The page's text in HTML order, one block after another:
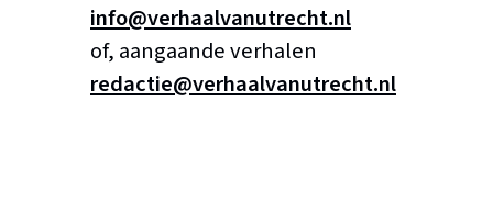
info@verhaalvanutrecht.nl
of, aangaande verhalen
redactie@verhaalvanutrecht.nl